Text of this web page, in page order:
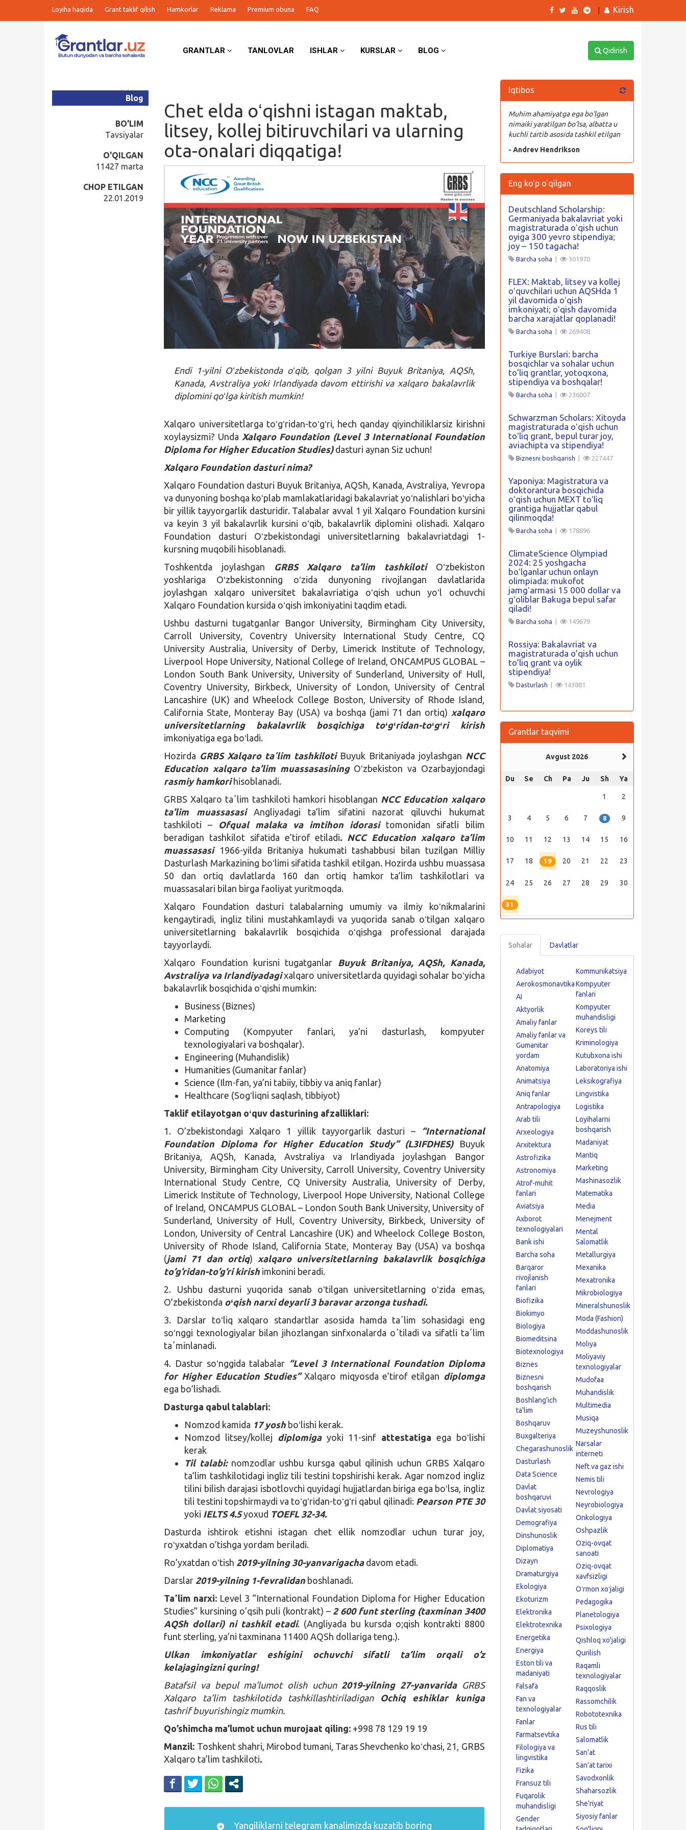
Loyiha haqida Grant taklif qilish Hamkorlar Reklama Premium obuna FAQ Kirish
GRANTLAR TANLOVLAR ISHLAR KURSLAR BLOG Qidirish
Chet elda oʻqishni istagan maktab,
litsey, kollej bitiruvchilari va ularning
ota-onalari diqqatiga!
Blog
BO'LIM
Tavsiyalar
O'QILGAN
11427 marta
CHOP ETILGAN
22.01.2019
Endi 1-yilni Oʻzbekistonda oʻqib, qolgan 3 yilni Buyuk Britaniya, AQSh,
Kanada, Avstraliya yoki Irlandiyada davom ettirishi va xalqaro bakalavrlik
diplomini qoʻlga kiritish mumkin!
Xalqaro universitetlarga toʻgʻridan-toʻgʻri, hech qanday qiyinchiliklarsiz kirishni
xoylaysizmi? Unda Xalqaro Foundation (Level 3 International Foundation
Diploma for Higher Education Studies)dasturi aynan Siz uchun!
Xalqaro Foundation dasturi nima?
Xalqaro Foundation dasturi Buyuk Britaniya, AQSh, Kanada, Avstraliya, Yevropa
va dunyoning boshqa koʻplab mamlakatlaridagi bakalavriat yoʻnalishlari boʻyicha
bir yillik tayyorgarlik dasturidir. Talabalar avval 1 yil Xalqaro Foundation kursini
va keyin 3 yil bakalavrlik kursini oʻqib, bakalavrlik diplomini olishadi. Xalqaro
Foundation dasturi Oʻzbekistondagi universitetlarning bakalavriatdagi 1-
kursning muqobili hisoblanadi.
Toshkentda joylashgan GRBS Xalqaro ta’lim tashkilotiOʻzbekiston
yoshlariga Oʻzbekistonning oʻzida dunyoning rivojlangan davlatlarida
joylashgan xalqaro universitet bakalavriatiga oʻqish uchun yoʻl ochuvchi
Xalqaro Foundation kursida oʻqish imkoniyatini taqdim etadi.
Ushbu dasturni tugatganlar Bangor University, Birmingham City University,
Carroll University, Coventry University International Study Centre, CQ
University Australia, University of Derby, Limerick Institute of Technology,
Liverpool Hope University, National College of Ireland, ONCAMPUS GLOBAL –
London South Bank University, University of Sunderland, University of Hull,
Coventry University, Birkbeck, University of London, University of Central
Lancashire (UK) and Wheelock College Boston, University of Rhode Island,
California State, Monteray Bay (USA) va boshqa (jami 71 dan ortiq) xalqaro
universitetlarning bakalavrlik bosqichiga toʻgʻridan-toʻgʻri kirish
imkoniyatiga ega boʻladi.
Hozirda GRBS Xalqaro taʼlim tashkilotiBuyuk Britaniyada joylashgan NCC
Education xalqaro ta’lim muassasasiningOʻzbekiston va Ozarbayjondagi
rasmiy hamkorihisoblanadi.
GRBS Xalqaro taʼlim tashkiloti hamkori hisoblangan NCC Education xalqaro
ta’lim muassasasiAngliyadagi ta’lim sifatini nazorat qiluvchi hukumat
tashkiloti – Ofqual malaka va imtihon idorasitomonidan sifatli bilim
beradigan tashkilot sifatida e’tirof etiladi. NCC Education xalqaro ta’lim
muassasasi1966-yilda Britaniya hukumati tashabbusi bilan tuzilgan Milliy
Dasturlash Markazining boʻlimi sifatida tashkil etilgan. Hozirda ushbu muassasa
50 dan ortiq davlatlarda 160 dan ortiq hamkor ta’lim tashkilotlari va
muassasalari bilan birga faoliyat yuritmoqda.
Xalqaro Foundation dasturi talabalarning umumiy va ilmiy koʻnikmalarini
kengaytiradi, ingliz tilini mustahkamlaydi va yuqorida sanab oʻtilgan xalqaro
universitetlarning bakalavrlik bosqichida oʻqishga professional darajada
tayyorlaydi.
Xalqaro Foundation kurisni tugatganlar
Buyuk Britaniya, AQSh, Kanada,
Avstraliya va Irlandiyadagixalqaro universitetlarda quyidagi sohalar boʻyicha
bakalavrlik bosqichida oʻqishi mumkin:
Business (Biznes)
Marketing
Computing (Kompyuter fanlari, ya’ni dasturlash, kompyuter
texnologiyalari va boshqalar).
Engineering (Muhandislik)
Humanities (Gumanitar fanlar)
Science (Ilm-fan, ya’ni tabiiy, tibbiy va aniq fanlar)
Healthcare (Sogʻliqni saqlash, tibbiyot)
Taklif etilayotgan oʻquv dasturining afzalliklari:
1. O’zbekistondagi Xalqaro 1 yillik tayyorgarlik dasturi –
“International
Foundation Diploma for Higher Education Study” (L3IFDHES)Buyuk
Britaniya, AQSh, Kanada, Avstraliya va Irlandiyada joylashgan Bangor
University, Birmingham City University, Carroll University, Coventry University
International Study Centre, CQ University Australia, University of Derby,
Limerick Institute of Technology, Liverpool Hope University, National College
of Ireland, ONCAMPUS GLOBAL – London South Bank University, University of
Sunderland, University of Hull, Coventry University, Birkbeck, University of
London, University of Central Lancashire (UK) and Wheelock College Boston,
University of Rhode Island, California State, Monteray Bay (USA) va boshqa
(jami 71 dan ortiq) xalqaro universitetlarning bakalavrlik bosqichiga
to’g’ridan-to’g’ri kirish imkonini beradi.
2. Ushbu dasturni yuqorida sanab oʻtilgan universitetlarning oʻzida emas,
O’zbekistonda oʻqish narxi deyarli 3 baravar arzonga tushadi.
3. Darslar toʻliq xalqaro standartlar asosida hamda taʼlim sohasidagi eng
soʻnggi texnologiyalar bilan jihozlangan sinfxonalarda oʼtiladi va sifatli taʼlim
taʼminlanadi.
4. Dastur soʻnggida talabalar “Level 3 International Foundation Diploma
for Higher Education Studies”Xalqaro miqyosda e’tirof etilgan diplomga
ega bo’lishadi.
Dasturga qabul talablari:
Nomzod kamida 17 yosh boʻlishi kerak.
Nomzod litsey/kollej diplomiga yoki 11-sinf attestatiga ega boʻlishi
kerak
Til talabi:nomzodlar ushbu kursga qabul qilinish uchun GRBS Xalqaro
ta’lim tashkilotidagi ingliz tili testini topshirishi kerak. Agar nomzod ingliz
tilini bilish darajasi isbotlovchi quyidagi hujjatlardan biriga ega boʻlsa, ingliz
tili testini topshirmaydi va toʻgʻridan-toʻgʻri qabul qilinadi: Pearson PTE 30
yoki IELTS 4.5yoxud TOEFL 32-34.
Dasturda ishtirok etishni istagan chet ellik nomzodlar uchun turar joy,
roʻyxatdan o’tishga yordam beriladi.
Ro’yxatdan oʻtish 2019-yilning 30-yanvarigachadavom etadi.
Darslar 2019-yilning 1-fevralidan boshlanadi.
Taʼlim narxi:Level 3 “International Foundation Diploma for Higher Education
Studies” kursining o’qsih puli (kontrakt) – 2 600 funt sterling (taxminan 3400
AQSh dollari) ni tashkil etadi. (Angliyada bu kursda o;qish kontrakti 8800
funt sterling, ya’ni taxminana 11400 AQSh dollariga teng.).
Ulkan imkoniyatlar eshigini ochuvchi sifatli ta’lim orqali o’z
kelajagingizni quring!⠀
Batafsil va bepul ma’lumot olish uchun 2019-yilning 27-yanvaridaGRBS
Xalqaro ta’lim tashkilotida tashkillashtiriladigan Ochiq eshiklar kuniga
tashrif buyurishingiz mumkin.
Qo’shimcha ma’lumot uchun murojaat qiling: +998 78 129 19 19
Manzil: Toshkent shahri, Mirobod tumani, Taras Shevchenko koʻchasi, 21, GRBS
Xalqaro ta’lim tashkiloti.
Yangiliklarni telegram kanalimizda kuzatib boring
Iqtibos
Muhim ahamiyatga ega bo’lgan
nimaiki yaratilgan bo’lsa, albatta u
kuchli tartib asosida tashkil etilgan
- Andrev Hendrikson
Eng ko'p o'qilgan
Deutschland Scholarship:
Germaniyada bakalavriat yoki
magistraturada oʻqish uchun
oyiga 300 yevro stipendiya;
joy – 150 tagacha!
Barcha soha 301970
FLEX: Maktab, litsey va kollej
oʻquvchilari uchun AQSHda 1
yil davomida oʻqish
imkoniyati; oʻqish davomida
barcha xarajatlar qoplanadi!
Barcha soha 269408
Turkiye Burslari: barcha
bosqichlar va sohalar uchun
to’liq grantlar, yotoqxona,
stipendiya va boshqalar!
Barcha soha 236007
Schwarzman Scholars: Xitoyda
magistraturada oʻqish uchun
toʻliq grant, bepul turar joy,
aviachipta va stipendiya!
Biznesni boshqarish 227447
Yaponiya: Magistratura va
doktorantura bosqichida
oʻqish uchun MEXT toʻliq
grantiga hujjatlar qabul
qilinmoqda!
Barcha soha 178896
ClimateScience Olympiad
2024: 25 yoshgacha
boʻlganlar uchun onlayn
olimpiada: mukofot
jamgʻarmasi 15 000 dollar va
gʻoliblar Bakuga bepul safar
qiladi!
Barcha soha 149679
Rossiya: Bakalavriat va
magistraturada o’qish uchun
to’liq grant va oylik
stipendiya!
Dasturlash 143881
Grantlar taqvimi
Avgust 2026
Du Se Ch Pa Ju Sh Ya
1 2
3 4 5 6 7 8 9
10 11 12 13 14 15 16
17 18 19 20 21 22 23
24 25 26 27 28 29 30
31
Sohalar Davlatlar
Adabiyot
Aerokosmonavtika
AI
Aktyorlik
Amaliy fanlar
Amaliy fanlar va
Gumanitar
yordam
Anatomiya
Animatsiya
Aniq fanlar
Antrapologiya
Arab tili
Arxeologiya
Arxitektura
Astrofizika
Astronomiya
Atrof-muhit
fanlari
Aviatsiya
Axborot
texnologiyalari
Bank ishi
Barcha soha
Barqaror
rivojlanish
fanlari
Biofizika
Biokimyo
Biologiya
Biomeditsina
Biotexnologiya
Biznes
Biznesni
boshqarish
Boshlang'ich
ta'lim
Boshqaruv
Buxgalteriya
Chegarashunoslik
Dasturlash
Data Science
Davlat
boshqaruvi
Davlat siyosati
Demografiya
Dinshunoslik
Diplomatiya
Dizayn
Dramaturgiya
Ekologiya
Ekoturizm
Elektronika
Elektrotexnika
Energetika
Energiya
Eston tili va
madaniyati
Falsafa
Fan va
texnologiyalar
Fanlar
Farmatsevtika
Filologiya va
lingvistika
Fizika
Fransuz tili
Fuqarolik
muhandisligi
Gender
Kommunikatsiya
Kompyuter
fanlari
Kompyuter
muhandisligi
Koreys tili
Kriminologiya
Kutubxona ishi
Laboratoriya ishi
Leksikografiya
Lingvistika
Logistika
Loyihalarni
boshqarish
Madaniyat
Mantiq
Marketing
Mashinasozlik
Matematika
Media
Menejment
Mental
Salomatlik
Metallurgiya
Mexanika
Mexatronika
Mikrobiologiya
Mineralshunoslik
Moda (Fashion)
Moddashunoslik
Moliya
Moliyaviy
texnologiyalar
Mudofaa
Muhandislik
Multimedia
Musiqa
Muzeyshunoslik
Narsalar
interneti
Neft va gaz ishi
Nemis tili
Nevrologiya
Neyrobiologiya
Onkologiya
Oshpazlik
Oziq-ovqat
sanoati
Oziq-ovqat
xavfsizligi
Oʻrmon xoʻjaligi
Pedagogika
Planetologiya
Psixologiya
Qishloq xo'jaligi
Qurilish
Raqamli
texnologiyalar
Raqqoslik
Rassomchilik
Robototexnika
Rus tili
Salomatlik
San'at
San'at tarixi
Savodxonlik
Shaharsozlik
She'riyat
Siyosiy fanlar